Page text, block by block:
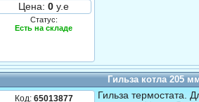
Цена: 0 у.е
Статус:
Есть на складе
Гильза котла 205
Код: 65013877
Гильза термостата.